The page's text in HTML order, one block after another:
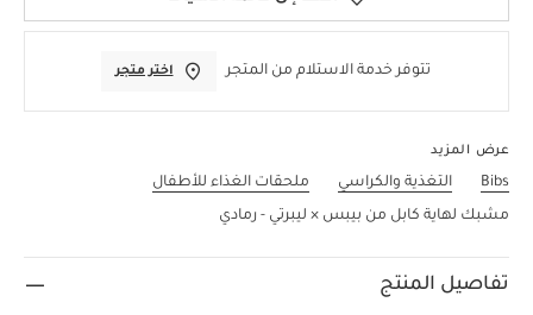
تتوفر خدمة الاستلام من المتجر اختر متجر
عرض المزيد
Bibs التغذية والكراسي
ملحقات الغذاء للأطفال
مشبك لهاية كابل من بيبس × ليبرتي - رمادي
تفاصيل المنتج